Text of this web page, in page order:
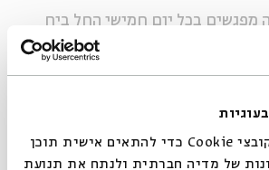
אנחנו משתמשים בקובצי Cookie כדי להתאים אישית תוכן
של מדיה חברתית ולנתח את תנועת
מפגשים בכל יום חמישי החל ביח